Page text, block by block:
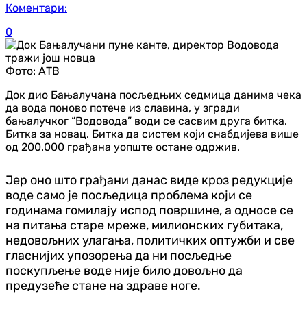
Коментари:
0
Фото: АТВ
Док дио Бањалучана посљедњих седмица данима чека
да вода поново потече из славина, у згради
бањалучког “Водовода” води се сасвим друга битка.
Битка за новац. Битка да систем који снабдијева више
од 200.000 грађана уопште остане одржив.
Јер оно што грађани данас виде кроз редукције
воде само је посљедица проблема који се
годинама гомилају испод површине, а односе се
на питања старе мреже, милионских губитака,
недовољних улагања, политичких оптужби и све
гласнијих упозорења да ни посљедње
поскупљење воде није било довољно да
предузеће стане на здраве ноге.